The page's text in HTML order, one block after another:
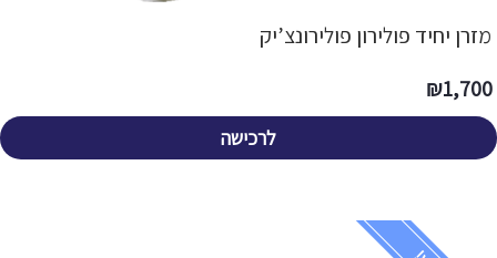
מזרן יחיד פולירון פולירונצ’יק
1,700
₪
לרכישה